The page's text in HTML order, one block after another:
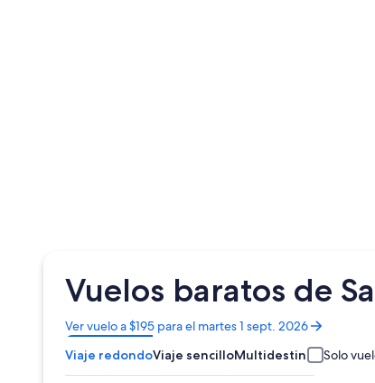
Vuelos baratos de
Ver vuelo a $195 para el martes 1 sept. 2026
Se
abrirá
en
una
Viaje redondoViaje sencilloMultidestino Solo